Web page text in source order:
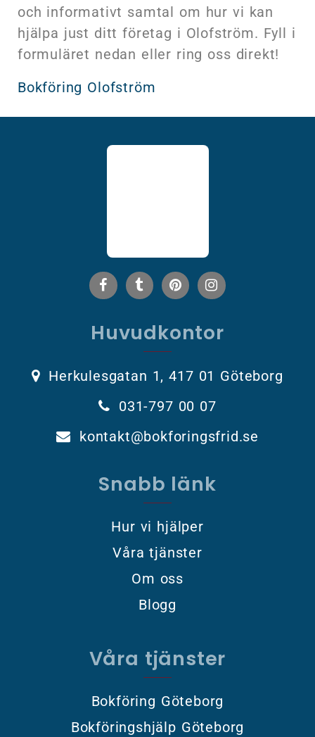
och informativt samtal om hur vi kan
hjälpa just ditt företag i Olofström. Fyll i
formuläret nedan eller ring oss direkt!
Bokföring Olofström
Huvudkontor
Herkulesgatan 1, 417 01 Göteborg
031-797 00 07
kontakt@bokforingsfrid.se
Snabb länk
Hur vi hjälper
Våra tjänster
Om oss
Blogg
Våra tjänster
Bokföring Göteborg
Bokföringshjälp Göteborg